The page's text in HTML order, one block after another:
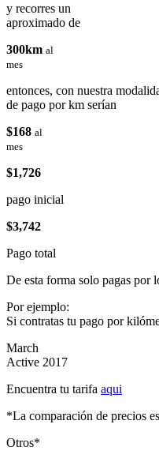
y recorres un
aproximado de
300km al
mes
entonces, con nuestra
de pago por km serían
$168 al
mes
$1,726
pago inicial
$3,742
Pago total
De esta forma solo pagas por
Por ejemplo:
Si contratas tu pago por
March
Active 2017
Encuentra tu tarifa aqui
*La comparación de precios
Otros*